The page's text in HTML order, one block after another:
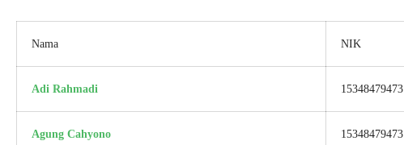
Nama NIK
Adi Rahmadi 15348479473
Agung Cahyono 15348479473